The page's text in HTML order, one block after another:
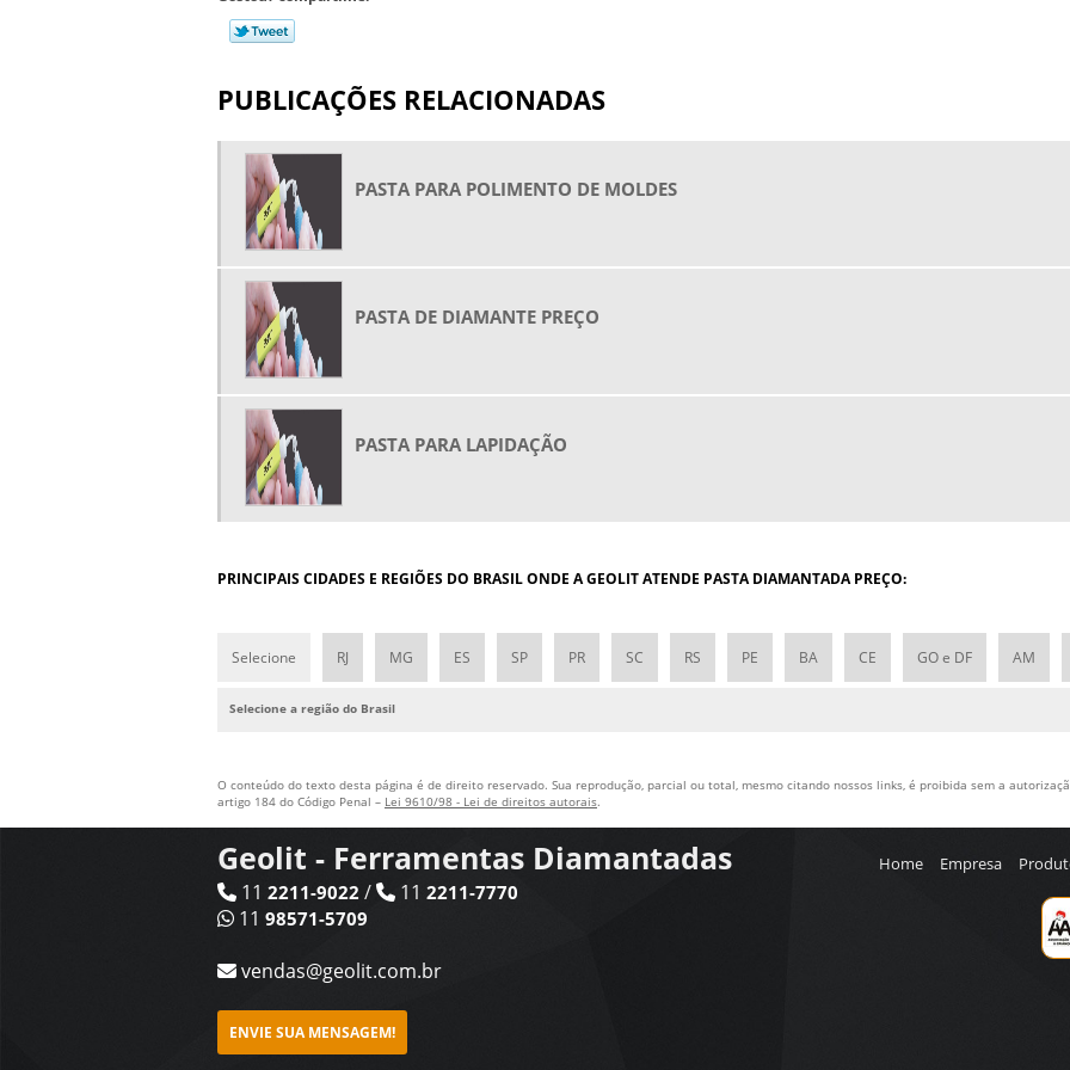
PUBLICAÇÕES RELACIONADAS
PASTA PARA POLIMENTO DE MOLDES
PASTA DE DIAMANTE PREÇO
PASTA PARA LAPIDAÇÃO
PRINCIPAIS CIDADES E REGIÕES DO BRASIL ONDE A GEOLIT ATENDE PASTA DIAMANTADA PREÇO:
Selecione RJ MG ES SP PR SC RS PE BA CE GO e DF AM
Selecione a região do Brasil
O conteúdo do texto desta página é de direito reservado. Sua reprodução, parcial ou total, mesmo citando nossos links, é proibida sem a
artigo 184 do Código Penal – Lei 9610/98 - Lei de direitos autorais.
Geolit - Ferramentas Diamantadas
11 2211-9022 / 11 2211-7770
11 98571-5709
vendas@geolit.com.br
ENVIE SUA MENSAGEM!
Home Empresa